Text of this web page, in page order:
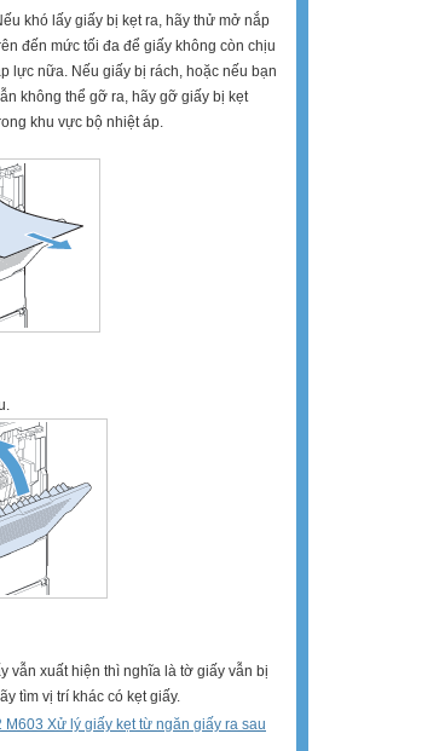
khó lấy giấy bị kẹt ra, hãy thử mở nắp
đến mức tối đa để giấy không còn chịu
lực nữa. Nếu giấy bị rách, hoặc nếu bạn
không thể gỡ ra, hãy gỡ giấy bị kẹt
khu vực bộ nhiệt áp.
vẫn xuất hiện thì nghĩa là tờ giấy vẫn bị
tìm vị trí khác có kẹt giấy.
M603 Xử lý giấy kẹt từ ngăn giấy ra sau